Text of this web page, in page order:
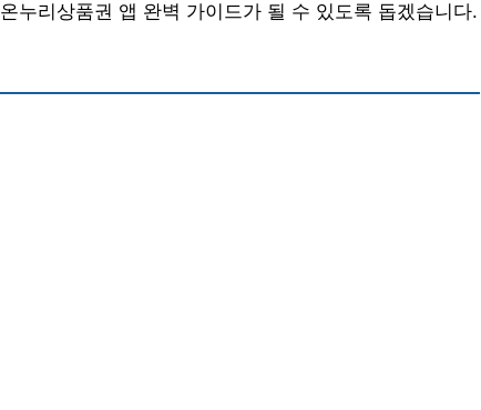
누리상품권 앱 완벽 가이드가 될 수 있도록 돕겠습니다.